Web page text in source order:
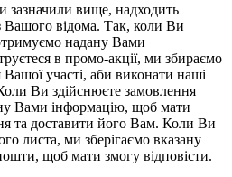
зазначили вище, надходить
Вашого відома. Так, коли Ви
надану Вами
в промо-акції, ми збираємо
участі, аби виконати наші
Ви здійснюєте замовлення
Вами інформацію, щоб мати
та доставити його Вам. Коли Ви
листа, ми зберігаємо вказану
щоб мати змогу відповісти.